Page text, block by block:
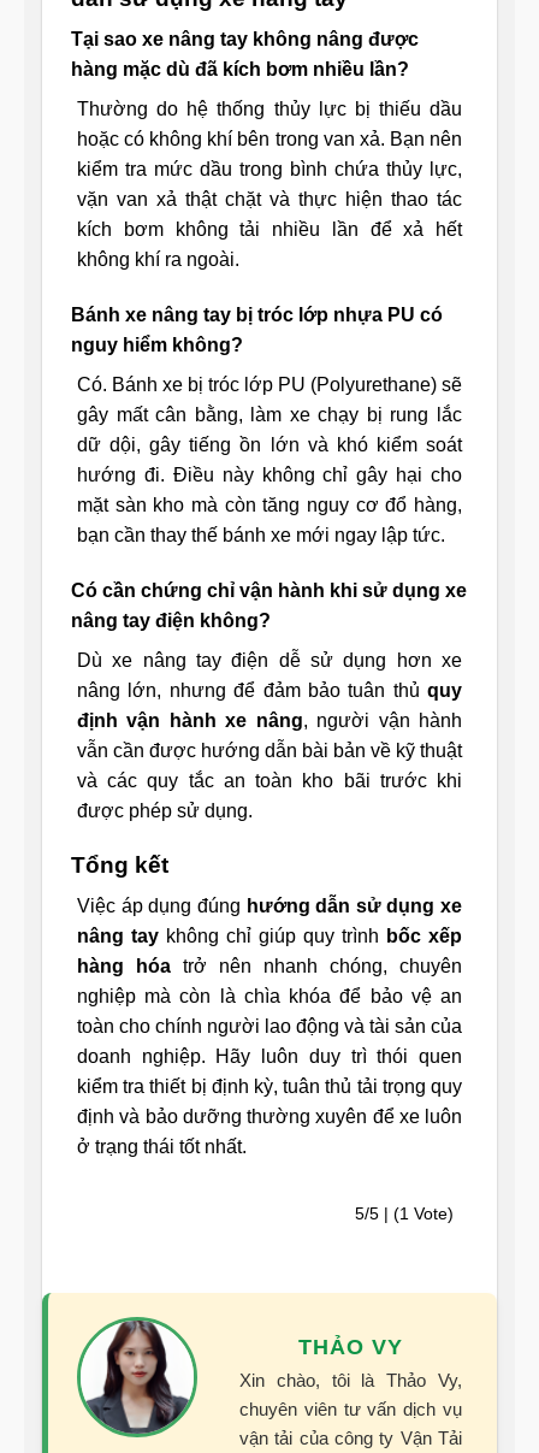
Tại sao xe nâng tay không nâng được
hàng mặc dù đã kích bơm nhiều lần?
Thường do hệ thống thủy lực bị thiếu dầu
hoặc có không khí bên trong van xả. Bạn nên
kiểm tra mức dầu trong bình chứa thủy lực,
vặn van xả thật chặt và thực hiện thao tác
kích bơm không tải nhiều lần để xả hết
không khí ra ngoài.
Bánh xe nâng tay bị tróc lớp nhựa PU có
nguy hiểm không?
Có. Bánh xe bị tróc lớp PU (Polyurethane) sẽ
gây mất cân bằng, làm xe chạy bị rung lắc
dữ dội, gây tiếng ồn lớn và khó kiểm soát
hướng đi. Điều này không chỉ gây hại cho
mặt sàn kho mà còn tăng nguy cơ đổ hàng,
bạn cần thay thế bánh xe mới ngay lập tức.
Có cần chứng chỉ vận hành khi sử dụng xe
nâng tay điện không?
Dù xe nâng tay điện dễ sử dụng hơn xe
nâng lớn, nhưng để đảm bảo tuân thủ quy
định vận hành xe nâng, người vận hành
vẫn cần được hướng dẫn bài bản về kỹ thuật
và các quy tắc an toàn kho bãi trước khi
được phép sử dụng.
Tổng kết
Việc áp dụng đúng hướng dẫn sử dụng xe
nâng tay không chỉ giúp quy trình bốc xếp
hàng hóa trở nên nhanh chóng, chuyên
nghiệp mà còn là chìa khóa để bảo vệ an
toàn cho chính người lao động và tài sản của
doanh nghiệp. Hãy luôn duy trì thói quen
kiểm tra thiết bị định kỳ, tuân thủ tải trọng quy
định và bảo dưỡng thường xuyên để xe luôn
ở trạng thái tốt nhất.
5/5 | (1 Vote)
THẢO VY
Xin chào, tôi là Thảo Vy,
chuyên viên tư vấn dịch vụ
vận tải của công ty Vận Tải